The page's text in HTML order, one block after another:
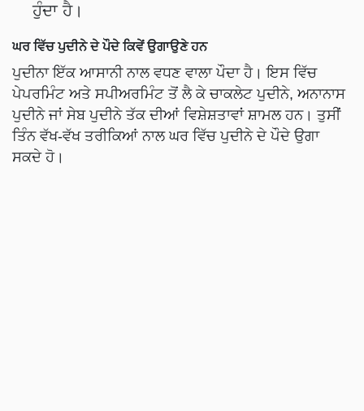
ਹੁੰਦਾ ਹੈ।
ਘਰ ਵਿੱਚ ਪੁਦੀਨੇ ਦੇ ਪੌਦੇ ਕਿਵੇਂ ਉਗਾਉਣੇ ਹਨ
ਪੁਦੀਨਾ ਇੱਕ ਆਸਾਨੀ ਨਾਲ ਵਧਣ ਵਾਲਾ ਪੌਦਾ ਹੈ। ਇਸ ਵਿੱਚ
ਪੇਪਰਮਿੰਟ ਅਤੇ ਸਪੀਅਰਮਿੰਟ ਤੋਂ ਲੈ ਕੇ ਚਾਕਲੇਟ ਪੁਦੀਨੇ, ਅਨਾਨਾਸ
ਪੁਦੀਨੇ ਜਾਂ ਸੇਬ ਪੁਦੀਨੇ ਤੱਕ ਦੀਆਂ ਵਿਸ਼ੇਸ਼ਤਾਵਾਂ ਸ਼ਾਮਲ ਹਨ। ਤੁਸੀਂ
ਤਿੰਨ ਵੱਖ-ਵੱਖ ਤਰੀਕਿਆਂ ਨਾਲ ਘਰ ਵਿੱਚ ਪੁਦੀਨੇ ਦੇ ਪੌਦੇ ਉਗਾ
ਸਕਦੇ ਹੋ।